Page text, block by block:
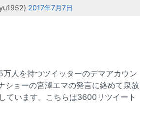
2017年7月7日
万人を持つツイッターのデマアカウン
ショーの宮澤エマの発言に絡めて泉放
ています。こちらは3600リツイート